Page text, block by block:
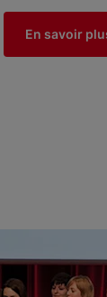
En savoir